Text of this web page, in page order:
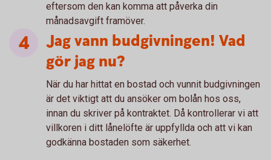
eftersom den kan komma att påverka din
månadsavgift framöver.
Jag vann budgivningen! Vad
gör jag nu?
När du har hittat en bostad och vunnit budgivningen
är det viktigt att du ansöker om bolån hos oss,
innan du skriver på kontraktet. Då kontrollerar vi att
villkoren i ditt lånelöfte är uppfyllda och att vi kan
godkänna bostaden som säkerhet.